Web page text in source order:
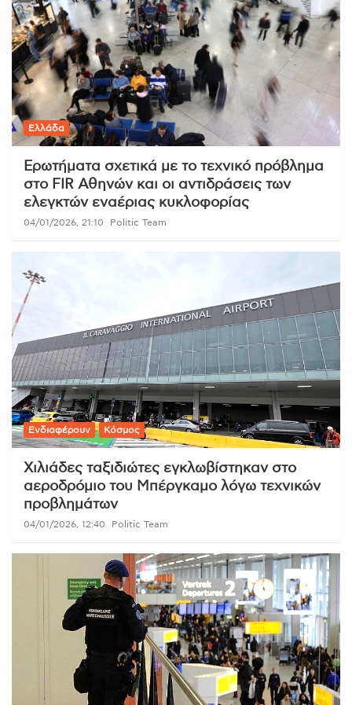
Ελλάδα
Ερωτήματα σχετικά με το τεχνικό πρόβλημα
στο FIR Αθηνών και οι αντιδράσεις των
ελεγκτών εναέριας κυκλοφορίας
04/01/2026, 21:10 Politic Team
Ενδιαφέρουν Κόσμος
Χιλιάδες ταξιδιώτες εγκλωβίστηκαν στο
αεροδρόμιο του Μπέργκαμο λόγω τεχνικών
προβλημάτων
04/01/2026, 12:40 Politic Team